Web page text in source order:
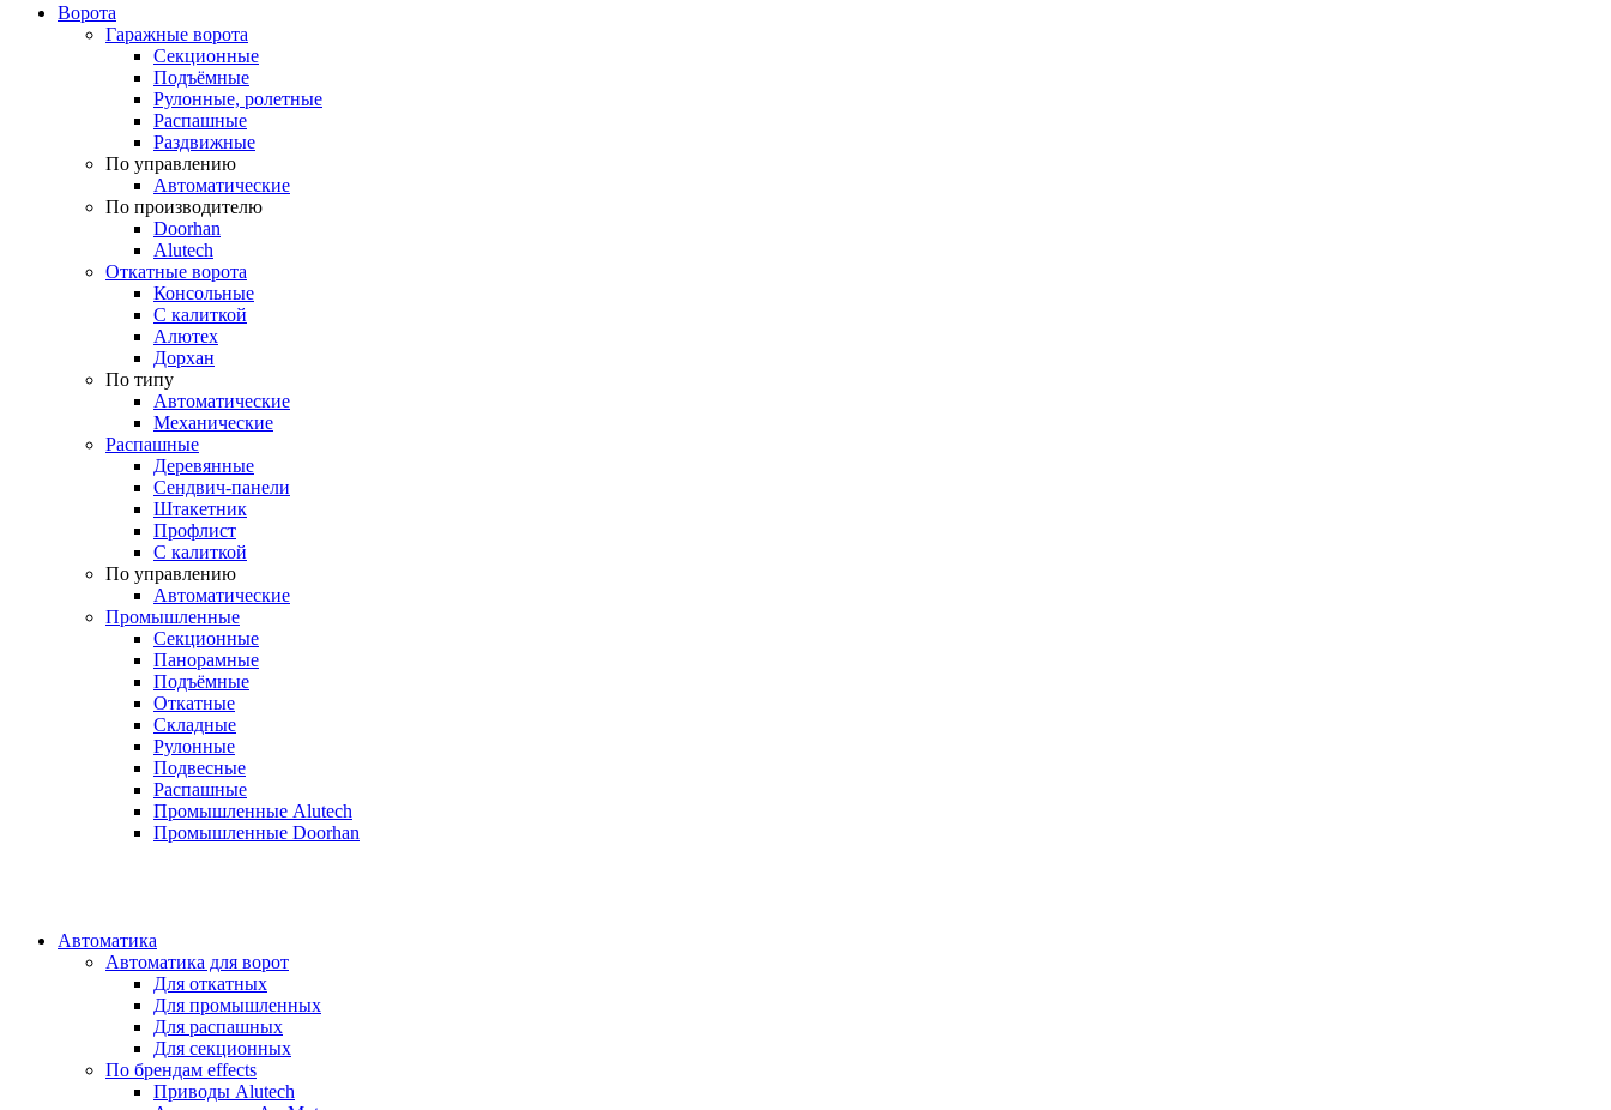
Ворота
Гаражные ворота
Секционные
Подъёмные
Рулонные, ролетные
Распашные
Раздвижные
По управлению
Автоматические
По производителю
Doorhan
Alutech
Откатные ворота
Консольные
С калиткой
Алютех
Дорхан
По типу
Автоматические
Механические
Распашные
Деревянные
Сендвич-панели
Штакетник
Профлист
С калиткой
По управлению
Автоматические
Промышленные
Секционные
Панорамные
Подъёмные
Откатные
Складные
Рулонные
Подвесные
Распашные
Промышленные Alutech
Промышленные Doorhan
Автоматика
Автоматика для ворот
Для откатных
Для промышленных
Для распашных
Для секционных
По брендам effects
Приводы Alutech